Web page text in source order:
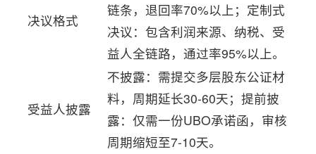
决议格式
链条，退回率70%以上；定制式
决议：包含利润来源、纳税、受
益人全链路，通过率95%以上。
受益人披露
不披露：需提交多层股东公证材
料，周期延长30-60天；提前披
露：仅需一份UBO承诺函，审核
周期缩短至7-10天。